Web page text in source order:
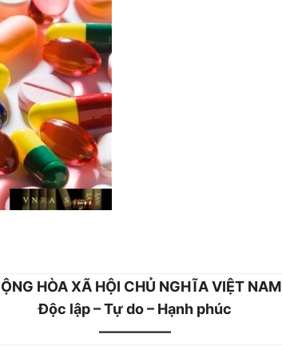
HÒA XÃ HỘI CHỦ NGHĨA VIỆT NAM
Độc lập – Tự do – Hạnh phúc
—————